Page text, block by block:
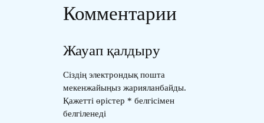
Комментарии
Жауап қалдыру
Сіздің электрондық пошта
мекенжайыңыз жарияланбайды.
Қажетті өрістер * белгісімен
белгіленеді